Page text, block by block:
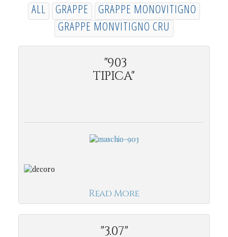
ALL GRAPPE
GRAPPE MONOVITIGNO
GRAPPE MONVITIGNO CRU
"903
TIPICA"
Read More
"3.07"